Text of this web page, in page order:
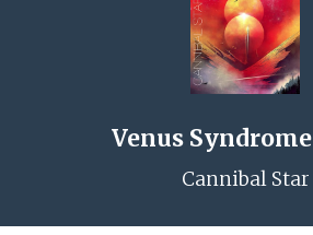
Venus Syndrome
Cannibal Star